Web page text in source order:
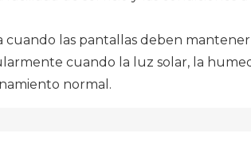
cuando las pantallas deben
cuando la luz solar, la
normal.